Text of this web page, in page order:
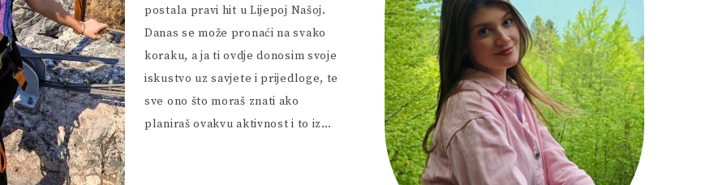
postala pravi hit u Lijepoj Našoj.
Danas se može pronaći na svako
koraku, a ja ti ovdje donosim svoje
iskustvo uz savjete i prijedloge, te
sve ono što moraš znati ako
planiraš ovakvu aktivnost i to iz…